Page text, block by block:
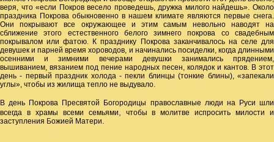
веря, что «если Покров весело проведешь, дружка милого найдешь». Около
праздника Покрова обыкновенно в нашем климате являются первые снега.
Они покрывают все окружающее и этим самым невольно наводят на
сближение этого естественного белого зимнего покрова со свадебным
покрывалом или фатою. К празднику Покрова заканчивалось на селе для
девушек и парней время хороводов, и начинались посиделки, когда длинными
осенними и зимними вечерами девушки занимались прядением,
вышиванием, вязанием под пение народных песен, колядок и кантов. В этот
день - первый праздник холода - пекли блинцы (тонкие блины), «запекали
углы», чтобы из жилища тепло не выдувало.
В день Покрова Пресвятой Богородицы православные люди на Руси шли
всегда в храмы всеми семьями, чтобы в молитве испросить милости и
заступления Божией Матери.